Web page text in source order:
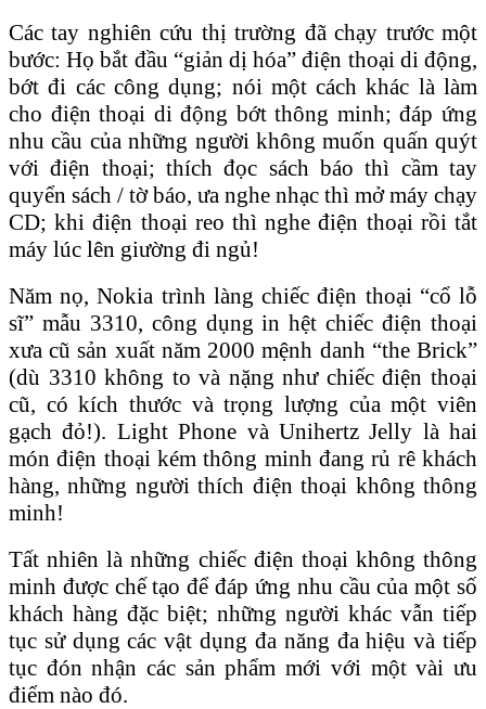
Các tay nghiên cứu thị trường đã chạy trước một
bước: Họ bắt đầu “giản dị hóa” điện thoại di động,
bớt đi các công dụng; nói một cách khác là làm
cho điện thoại di động bớt thông minh; đáp ứng
nhu cầu của những người không muốn quấn quýt
với điện thoại; thích đọc sách báo thì cầm tay
quyển sách / tờ báo, ưa nghe nhạc thì mở máy chạy
CD; khi điện thoại reo thì nghe điện thoại rồi tắt
máy lúc lên giường đi ngủ!
Năm nọ, Nokia trình làng chiếc điện thoại “cổ lỗ
sĩ” mẫu 3310, công dụng in hệt chiếc điện thoại
xưa cũ sản xuất năm 2000 mệnh danh “the Brick”
(dù 3310 không to và nặng như chiếc điện thoại
cũ, có kích thước và trọng lượng của một viên
gạch đỏ!). Light Phone và Unihertz Jelly là hai
món điện thoại kém thông minh đang rủ rê khách
hàng, những người thích điện thoại không thông
minh!
Tất nhiên là những chiếc điện thoại không thông
minh được chế tạo để đáp ứng nhu cầu của một số
khách hàng đặc biệt; những người khác vẫn tiếp
tục sử dụng các vật dụng đa năng đa hiệu và tiếp
tục đón nhận các sản phẩm mới với một vài ưu
điểm nào đó.